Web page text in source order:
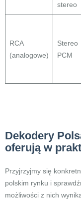
stereo
RCA
(analogowe)
Stereo
PCM
Dekodery
oferują w
Przyjrzyjmy się
polskim rynku i
możliwości z nich